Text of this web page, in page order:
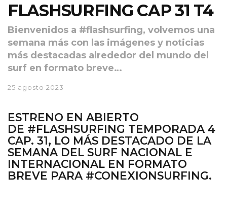
FLASHSURFING CAP 31 T4
Bienvenidos a #flashsurfing, volvemos una
semana más con las imágenes y noticias
más destacadas alrededor del mundo del
surf en formato breve…
25 agosto 2023
ESTRENO EN ABIERTO
DE #FLASHSURFING TEMPORADA 4
CAP. 31, LO MÁS DESTACADO DE LA
SEMANA DEL SURF NACIONAL E
INTERNACIONAL EN FORMATO
BREVE PARA #CONEXIONSURFING.